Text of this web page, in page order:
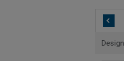
Design